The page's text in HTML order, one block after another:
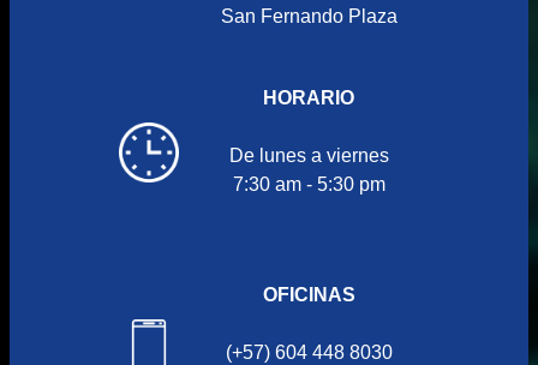
San Fernando Plaza
HORARIO
De lunes a viernes
7:30 am - 5:30 pm
OFICINAS
(+57) 604 448 8030